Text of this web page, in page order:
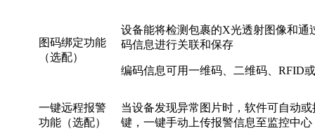
图码绑定功能
（选配）
设备能将检测包裹的X光透射图像和通
码信息进行关联和保存
编码信息可用一维码、二维码、RFID
一键远程报警
功能（选配）
当设备发现异常图片时，软件可自动
键，一键手动上传报警信息至监控中